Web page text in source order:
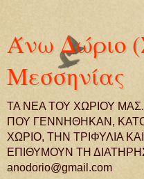
Άνω Δώριο
Μεσσηνίας
ΤΑ ΝΕΑ ΤΟΥ ΧΩΡΙΟΥ
ΠΟΥ ΓΕΝΝΗΘΗΚΑΝ,
ΧΩΡΙΟ, ΤΗΝ ΤΡΙΦΥΛΙΑ
ΕΠΙΘΥΜΟΥΝ ΤΗ
anodorio@gmail.com